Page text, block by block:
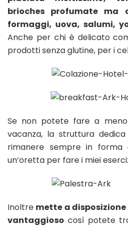
brioches profumate ma
formaggi, uova, salumi,
Anche per chi è delicato
prodotti senza glutine, per i
Se non potete fare a
vacanza, la struttura
rimanere sempre in
un’oretta per fare i miei
Inoltre mette a
vantaggioso così potete